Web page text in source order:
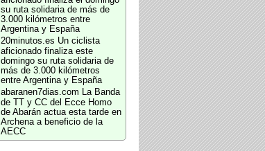
su ruta solidaria de más de
3.000 kilómetros entre
Argentina y España
20minutos.es Un ciclista
aficionado finaliza este
domingo su ruta solidaria de
más de 3.000 kilómetros
entre Argentina y España
abaranen7dias.com La Banda
de TT y CC del Ecce Homo
de Abarán actua esta tarde en
Archena a beneficio de la
AECC